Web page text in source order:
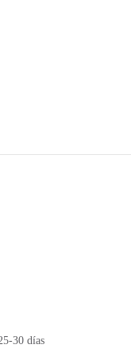
30 días